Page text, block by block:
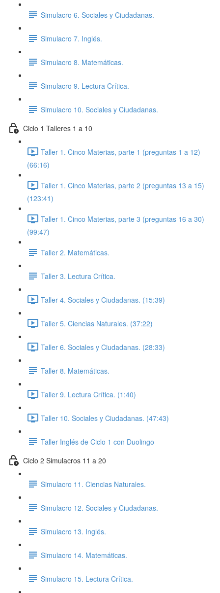
Simulacro 6. Sociales y Ciudadanas.
Simulacro 7. Inglés.
Simulacro 8. Matemáticas.
Simulacro 9. Lectura Crítica.
Simulacro 10. Sociales y Ciudadanas.
Ciclo 1 Talleres 1 a 10
Taller 1. Cinco Materias, parte 1 (preguntas 1 a 12)
(66:16)
Taller 1. Cinco Materias, parte 2 (preguntas 13 a 15)
(123:41)
Taller 1. Cinco Materias, parte 3 (preguntas 16 a 30)
(99:47)
Taller 2. Matemáticas.
Taller 3. Lectura Crítica.
Taller 4. Sociales y Ciudadanas. (15:39)
Taller 5. Ciencias Naturales. (37:22)
Taller 6. Sociales y Ciudadanas. (28:33)
Taller 8. Matemáticas.
Taller 9. Lectura Crítica. (1:40)
Taller 10. Sociales y Ciudadanas. (47:43)
Taller Inglés de Ciclo 1 con Duolingo
Ciclo 2 Simulacros 11 a 20
Simulacro 11. Ciencias Naturales.
Simulacro 12. Sociales y Ciudadanas.
Simulacro 13. Inglés.
Simulacro 14. Matemáticas.
Simulacro 15. Lectura Crítica.